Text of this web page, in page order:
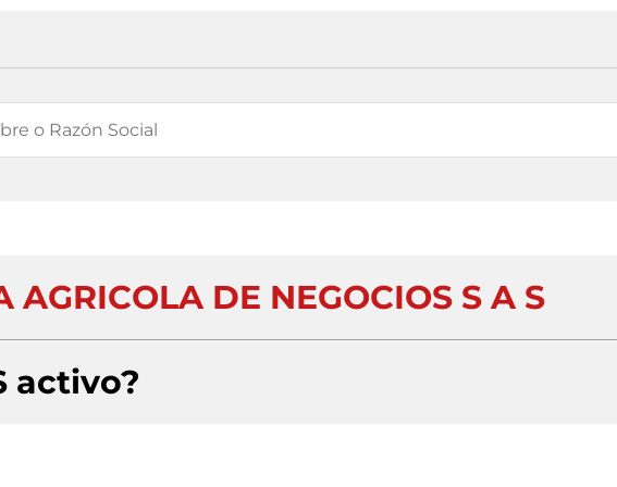
AGRICOLA DE NEGOCIOS S A S
activo?